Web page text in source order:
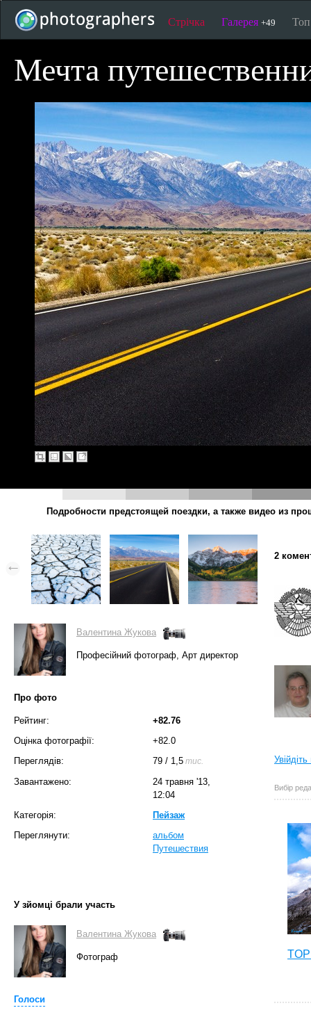
Стрічка Галерея +49
Мечта
Подробности предстоящей поездки, а также видео из
Валентина Жукова
Професійний фотограф, Арт директор
Про фото
Рейтинг:
+82.76
Оцінка фотографії:
+82.0
Переглядів:
79 / 1,5 тис.
Завантажено:
24 травня '13,
12:04
Категорія:
Пейзаж
Переглянути:
альбом
Путешествия
У зйомці брали участь
Валентина Жукова
Фотограф
Голоси
2
Вибір